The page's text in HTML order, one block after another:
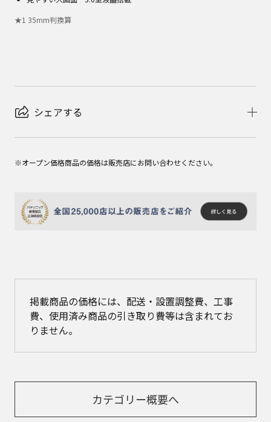
★1 35mm判換算
シェアする
※オープン価格商品の価格は販売店にお問い合わせください。
掲載商品の価格には、配送・設置調整費、工事
費、使用済み商品の引き取り費等は含まれてお
りません。
カテゴリー概要へ